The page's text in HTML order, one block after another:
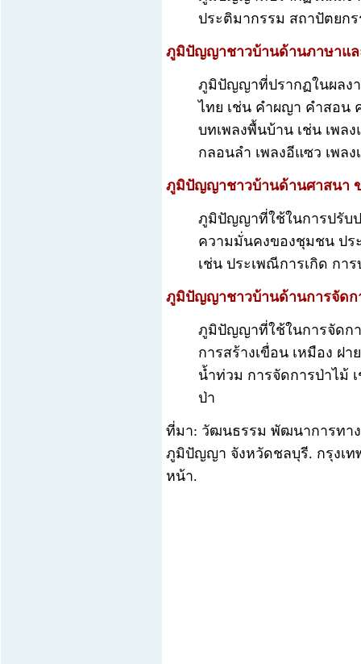
ประติมากรรม สถาปัตยก
ภูมิปัญญาชาวบ้านด้านภาษาแ
ภูมิปัญญาที่ปรากฏในผลง
ไทย เช่น คำผญา คำสอน
บทเพลงพื้นบ้าน เช่น เพล
กลอนลำ เพลงอีแซว เพลง
ภูมิปัญญาชาวบ้านด้านศาสนา
ภูมิปัญญาที่ใช้ในการปรับ
ความมั่นคงของชุมชน ปร
เช่น ประเพณีการเกิด กา
ภูมิปัญญาชาวบ้านด้านการจัดก
ภูมิปัญญาที่ใช้ในการจัดก
การสร้างเขื่อน เหมือง ฝ
น้ำท่วม การจัดการป่าไม้
ป่า
ที่มา: วัฒนธรรม พัฒนาการทา
ภูมิปัญญา จังหวัดชลบุรี. กรุงเท
หน้า.